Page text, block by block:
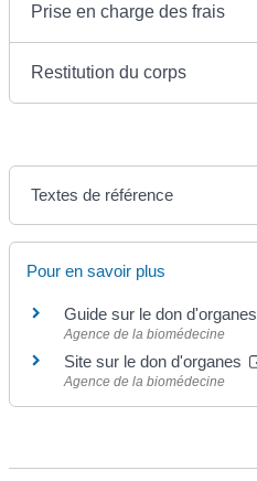
Prise en charge des frais
Restitution du corps
Textes de référence
Pour en savoir plus
Guide sur le don d'organes
Agence de la biomédecine
Site sur le don d'organes
Agence de la biomédecine